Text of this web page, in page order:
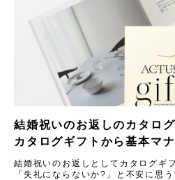
結婚祝いのお返しのカタロ
カタログギフトから基本マ
結婚祝いのお返しとしてカタログギ
「失礼にならないか?」と不安に思